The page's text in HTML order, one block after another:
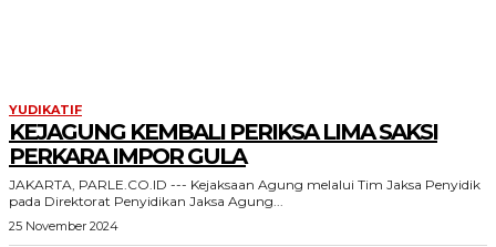
YUDIKATIF
KEJAGUNG KEMBALI PERIKSA LIMA SAKSI
PERKARA IMPOR GULA
JAKARTA, PARLE.CO.ID --- Kejaksaan Agung melalui Tim Jaksa Penyidik
pada Direktorat Penyidikan Jaksa Agung...
25 November 2024